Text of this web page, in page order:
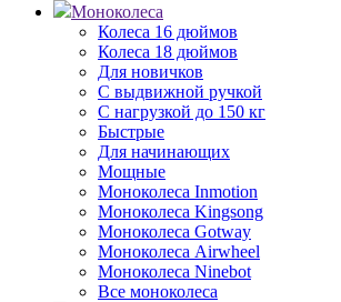
Моноколеса
Колеса 16 дюймов
Колеса 18 дюймов
Для новичков
С выдвижной ручкой
С нагрузкой до 150 кг
Быстрые
Для начинающих
Мощные
Моноколеса Inmotion
Моноколеса Kingsong
Моноколеса Gotway
Моноколеса Airwheel
Моноколеса Ninebot
Все моноколеса